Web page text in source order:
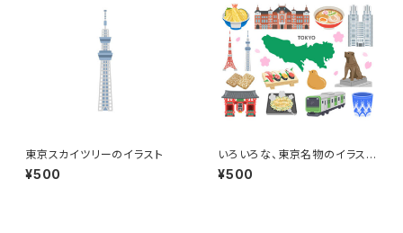
東京スカイツリーのイラスト
¥500
いろいろな、東京名物のイラスト
セット
¥500